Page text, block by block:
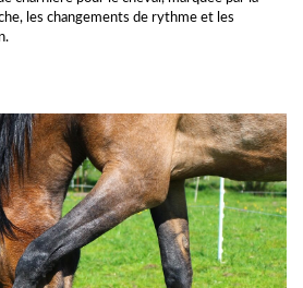
les changements de rythme et les